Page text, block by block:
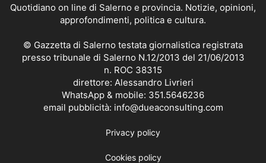
Quotidiano on line di Salerno e provincia. Notizie, opinioni,
approfondimenti, politica e cultura.
© Gazzetta di Salerno testata giornalistica registrata
presso tribunale di Salerno N.12/2013 del 21/06/2013
n. ROC 38315
direttore: Alessandro Livrieri
WhatsApp & mobile: 351.5646236
email pubblicità: info@dueaconsulting.com
Privacy policy
Cookies policy